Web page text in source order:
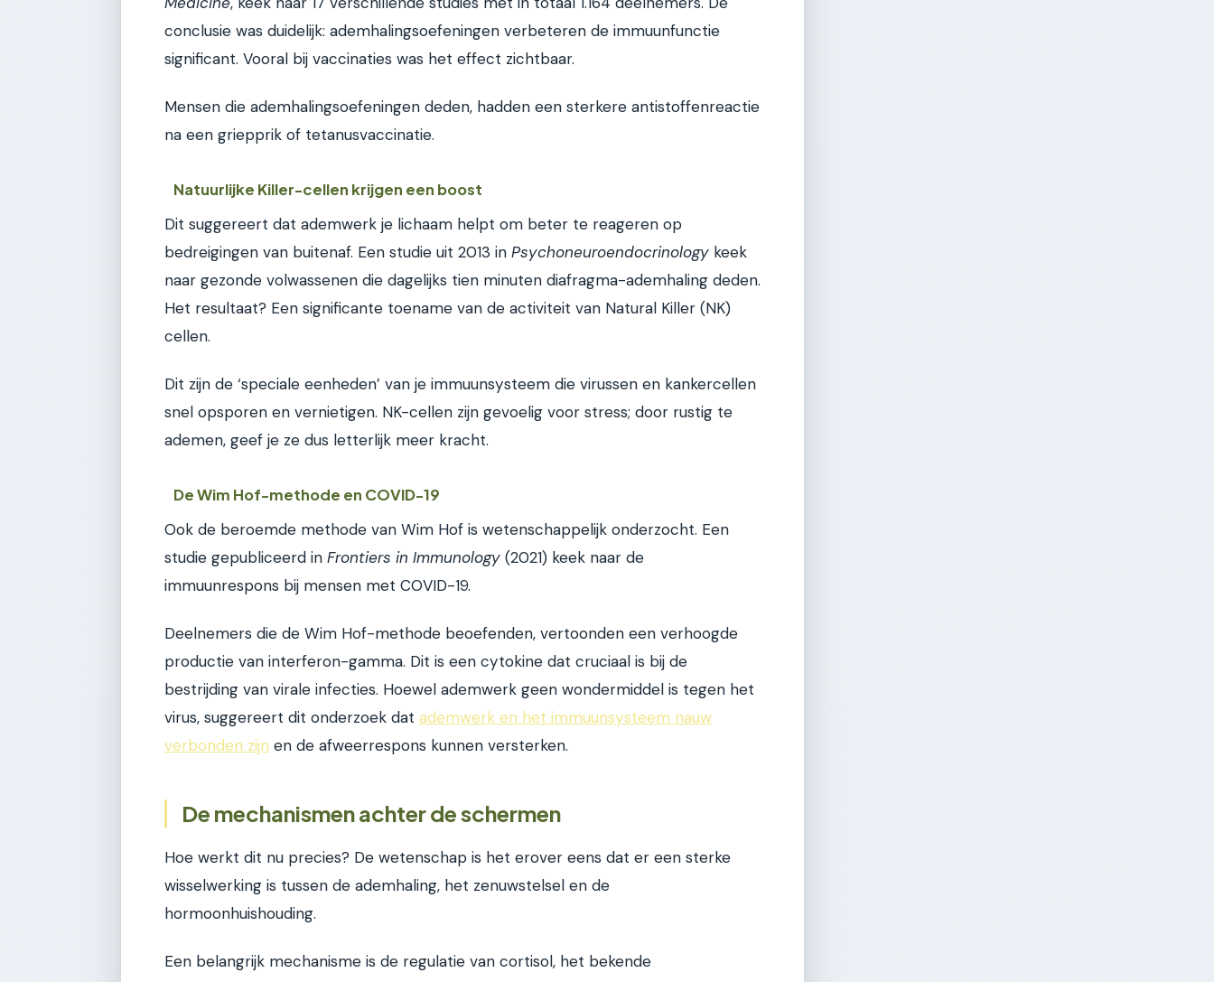
conclusie was duidelijk: ademhalingsoefeningen verbeteren de immuunfunctie
significant. Vooral bij vaccinaties was het effect zichtbaar.
Mensen die ademhalingsoefeningen deden, hadden een sterkere antistoffenreactie
na een griepprik of tetanusvaccinatie.
Natuurlijke Killer-cellen krijgen een boost
Dit suggereert dat ademwerk je lichaam helpt om beter te reageren op
bedreigingen van buitenaf. Een studie uit 2013 in Psychoneuroendocrinology keek
naar gezonde volwassenen die dagelijks tien minuten diafragma-ademhaling deden.
Het resultaat? Een significante toename van de activiteit van Natural Killer (NK)
cellen.
Dit zijn de ‘speciale eenheden’ van je immuunsysteem die virussen en kankercellen
snel opsporen en vernietigen. NK-cellen zijn gevoelig voor stress; door rustig te
ademen, geef je ze dus letterlijk meer kracht.
De Wim Hof-methode en COVID-19
Ook de beroemde methode van Wim Hof is wetenschappelijk onderzocht. Een
studie gepubliceerd in Frontiers in Immunology (2021) keek naar de
immuunrespons bij mensen met COVID-19.
Deelnemers die de Wim Hof-methode beoefenden, vertoonden een verhoogde
productie van interferon-gamma. Dit is een cytokine dat cruciaal is bij de
bestrijding van virale infecties. Hoewel ademwerk geen wondermiddel is tegen het
virus, suggereert dit onderzoek dat ademwerk en het immuunsysteem nauw
verbonden zijn en de afweerrespons kunnen versterken.
De mechanismen achter de schermen
Hoe werkt dit nu precies? De wetenschap is het erover eens dat er een sterke
wisselwerking is tussen de ademhaling, het zenuwstelsel en de
hormoonhuishouding.
Een belangrijk mechanisme is de regulatie van cortisol, het bekende